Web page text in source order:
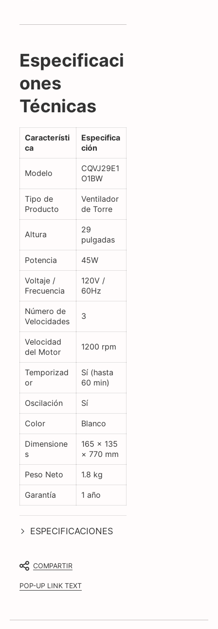
Especificaci
ones
Técnicas
Característi
ca
Especifica
ción
Modelo
CQVJ29E1
O1BW
Tipo de
Producto
Ventilador
de Torre
Altura
29
pulgadas
Potencia 45W
Voltaje /
Frecuencia
120V /
60Hz
Número de
Velocidades
3
Velocidad
del Motor
1200 rpm
Temporizad
or
Sí (hasta
60 min)
Oscilación Sí
Color Blanco
Dimensione
s
165 × 135
× 770 mm
Peso Neto 1.8 kg
Garantía 1 año
ESPECIFICACIONES
COMPARTIR
POP-UP LINK TEXT